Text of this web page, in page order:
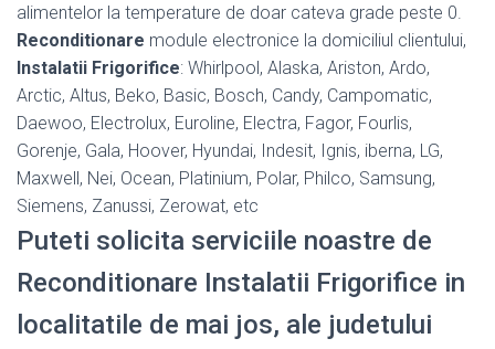
alimentelor la temperature de doar cateva grade peste 0.
Reconditionare module electronice la domiciliul clientului,
Instalatii Frigorifice: Whirlpool, Alaska, Ariston, Ardo,
Arctic, Altus, Beko, Basic, Bosch, Candy, Campomatic,
Daewoo, Electrolux, Euroline, Electra, Fagor, Fourlis,
Gorenje, Gala, Hoover, Hyundai, Indesit, Ignis, iberna, LG,
Maxwell, Nei, Ocean, Platinium, Polar, Philco, Samsung,
Siemens, Zanussi, Zerowat, etc
Puteti solicita serviciile noastre de
Reconditionare Instalatii Frigorifice in
localitatile de mai jos, ale judetului